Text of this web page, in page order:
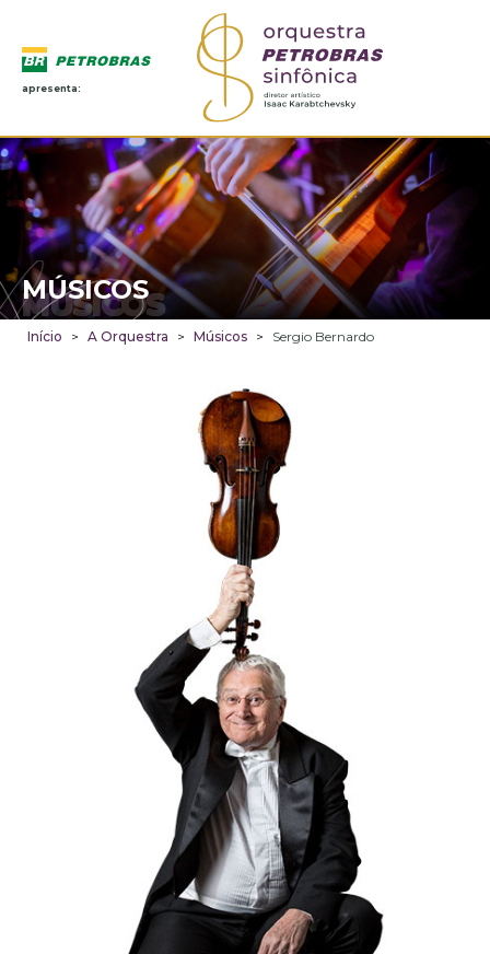
apresenta:
MÚSICOS
MÚSICOS
Início > A Orquestra > Músicos > Sergio Bernardo